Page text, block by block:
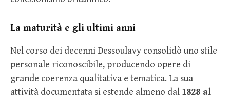
La maturità e gli ultimi anni
Nel corso dei decenni Dessoulavy consolidò uno stile
personale riconoscibile, producendo opere di
grande coerenza qualitativa e tematica. La sua
attività documentata si estende almeno dal 1828 al